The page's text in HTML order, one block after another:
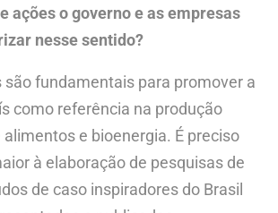
ações o governo e as empresas
nesse sentido?
são fundamentais para promover a
como referência na produção
e bioenergia. É preciso
à elaboração de pesquisas de
de caso inspiradores do Brasil